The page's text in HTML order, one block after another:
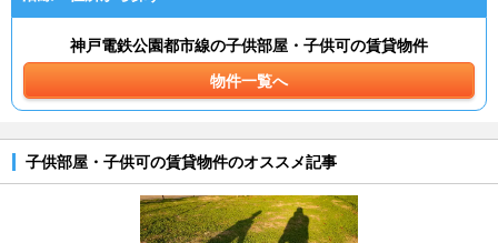
神戸電鉄公園都市線の子供部屋・子供可の賃貸物件
物件一覧へ
子供部屋・子供可の賃貸物件のオススメ記事